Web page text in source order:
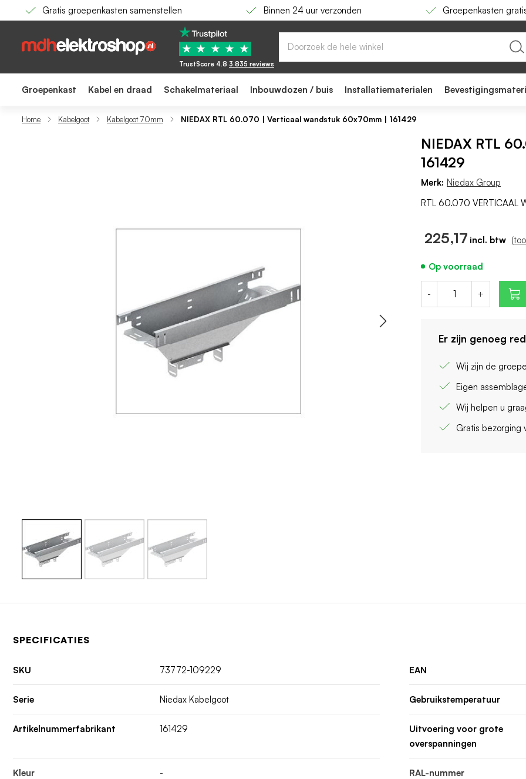
Gratis groepenkasten samenstellen Binnen 24 uur verzonden Groepenkasten
★ ★ ★ ★ ★
TrustScore 4.8 3.835 reviews
Groepenkast Kabel en draad Schakelmateriaal Inbouwdozen / buis Installatiematerialen
Home Kabelgoot Kabelgoot 70mm NIEDAX RTL 60.070 | Verticaal wandstuk 60x70mm | 161429
NIEDAX RTL
161429
225,17
NIEDAX RTL 60.070 | Verticaal wandstuk 60x70mm | 161429
- +
Merk: Niedax Group
Er zijn genoeg
Wij zijn de
Eigen
Wij helpen u
Gratis bezorging
Op voorraad
RTL 60.070 VERTICAAL
SPECIFICATIES
SKU 73772-109229 EAN
Serie Niedax Kabelgoot Gebruikstemperatuur
Artikelnummerfabrikant 161429
Uitvoering voor grote
overspanningen
Kleur - RAL-nummer